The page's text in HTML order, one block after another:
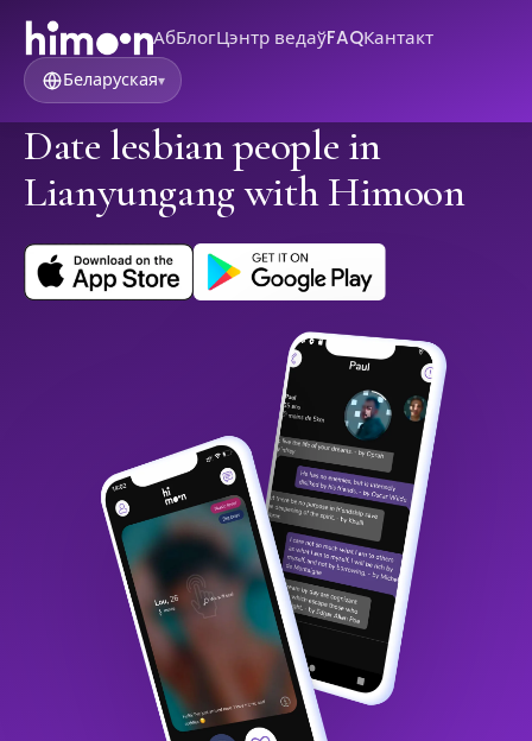
АбБлогЦэнтр ведаўFAQКантакт
Беларуская▾
Date lesbian people in
Lianyungang with Himoon